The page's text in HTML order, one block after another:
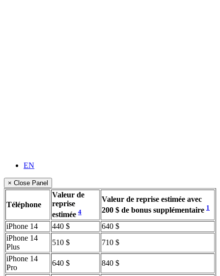
EN
× Close Panel
Téléphone
Valeur de
reprise
estimée 4
Valeur de reprise estimée avec
200 $ de bonus supplémentaire 1
iPhone 14 440 $
640 $
iPhone 14
Plus
510 $
710 $
iPhone 14
Pro
640 $
840 $